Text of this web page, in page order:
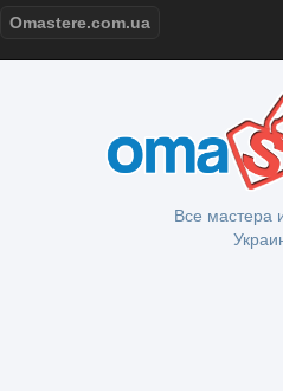
Omastere.com.ua
Все мастера